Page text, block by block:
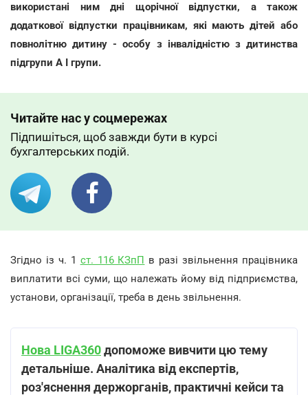
використані ним дні щорічної відпустки, а також
додаткової відпустки працівникам, які мають дітей або
повнолітню дитину - особу з інвалідністю з дитинства
підгрупи А I групи.
Читайте нас у соцмережах
Підпишіться, щоб завжди бути в курсі
бухгалтерських подій.
Згідно із ч. 1 ст. 116 КЗпП в разі звільнення працівника
виплатити всі суми, що належать йому від підприємства,
установи, організації, треба в день звільнення.
Нова LIGA360допоможе вивчити цю тему
детальніше. Аналітика від експертів,
роз'яснення держорганів, практичні кейси та